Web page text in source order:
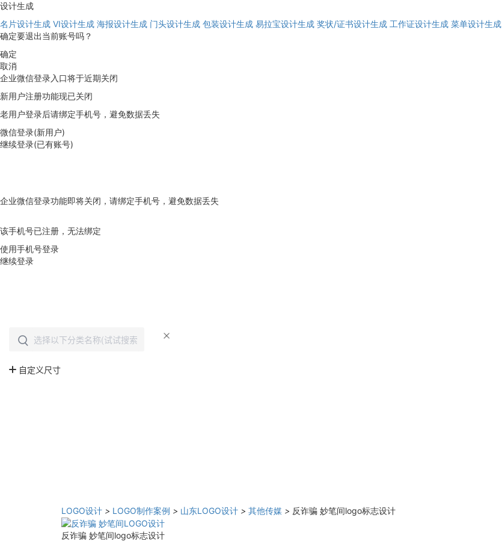
设计生成
名片设计生成 VI设计生成 海报设计生成 门头设计生成 包装设计生成 易拉宝设计生成 奖状/证书设计生成 工作证设计生成 菜单设计生成
确定要退出当前账号吗？
确定
取消
企业微信登录入口将于近期关闭
新用户注册功能现已关闭
老用户登录后请绑定手机号，避免数据丢失
微信登录(新用户)
继续登录(已有账号)
企业微信登录功能即将关闭，请绑定手机号，避免数据丢失
该手机号已注册，无法绑定
使用手机号登录
继续登录
LOGO设计 > LOGO制作案例 > 山东LOGO设计 > 其他传媒 > 反诈骗 妙笔间logo标志设计
反诈骗 妙笔间logo标志设计